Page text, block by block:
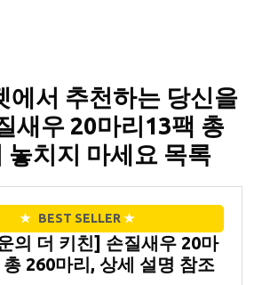
에서 추천하는 당신을
새우 20마리13팩 총
놓치지 마세요 목록
★ BEST SELLER ★
의 더 키친] 손질새우 20마
260마리, 상세 설명 참조